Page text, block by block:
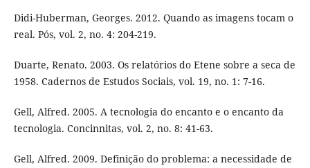
Didi-Huberman, Georges. 2012. Quando as imagens tocam o
real. Pós, vol. 2, no. 4: 204-219.
Duarte, Renato. 2003. Os relatórios do Etene sobre a seca de
1958. Cadernos de Estudos Sociais, vol. 19, no. 1: 7-16.
Gell, Alfred. 2005. A tecnologia do encanto e o encanto da
tecnologia. Concinnitas, vol. 2, no. 8: 41-63.
Gell, Alfred. 2009. Definição do problema: a necessidade de